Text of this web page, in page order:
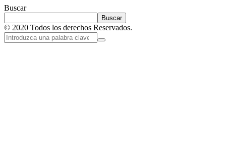
Buscar
Buscar
© 2020 Todos los derechos Reservados.